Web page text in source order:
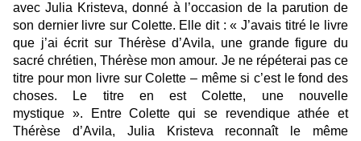
avec Julia Kristeva, donné à l’occasion de la parution de
son dernier livre sur Colette. Elle dit : « J’avais titré le livre
que j’ai écrit sur Thérèse d’Avila, une grande figure du
sacré chrétien, Thérèse mon amour. Je ne répéterai pas ce
titre pour mon livre sur Colette – même si c’est le fond des
choses. Le titre en est Colette, une nouvelle
mystique ». Entre Colette qui se revendique athée et
Thérèse d’Avila, Julia Kristeva reconnaît le même